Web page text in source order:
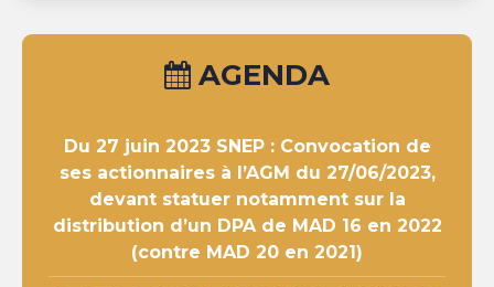
AGENDA
Du 27 juin 2023SNEP : Convocation de
ses actionnaires à l’AGM du 27/06/2023,
devant statuer notamment sur la
distribution d’un DPA de MAD 16 en 2022
(contre MAD 20 en 2021)